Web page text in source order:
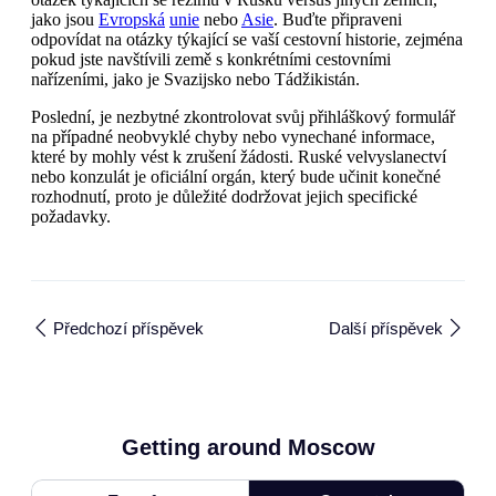
jako jsou Evropská unie nebo Asie. Buďte připraveni
odpovídat na otázky týkající se vaší cestovní historie, zejména
pokud jste navštívili země s konkrétními cestovními
nařízeními, jako je Svazijsko nebo Tádžikistán.
Poslední, je nezbytné zkontrolovat svůj přihláškový formulář
na případné neobvyklé chyby nebo vynechané informace,
které by mohly vést k zrušení žádosti. Ruské velvyslanectví
nebo konzulát je oficiální orgán, který bude učinit konečné
rozhodnutí, proto je důležité dodržovat jejich specifické
požadavky.
Předchozí příspěvek Další příspěvek
Getting around Moscow